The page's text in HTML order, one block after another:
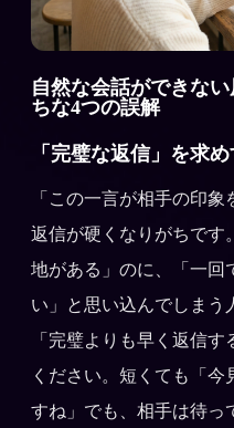
自然な会話ができな
ちな4つの誤解
「完璧な返信」を求
「この一言が相手の印象
返信が硬くなりがちです
地がある」のに、「一回
い」と思い込んでしまう
「完璧よりも早く返信
ください。短くても「今
すね」でも、相手は待っ